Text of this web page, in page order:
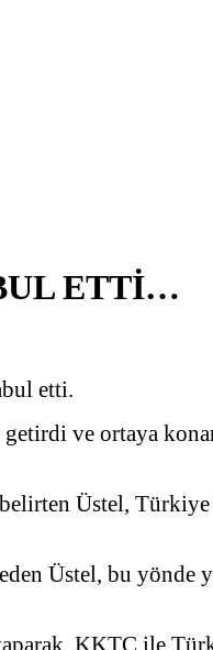
ETTİ…
etti.
ve ortaya
Üstel,
Üstel, bu yönde
KKTC ile